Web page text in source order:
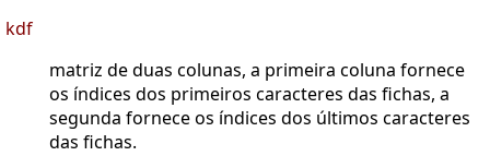
kdf
matriz de duas colunas, a primeira coluna fornece
os índices dos primeiros caracteres das fichas, a
segunda fornece os índices dos últimos caracteres
das fichas.